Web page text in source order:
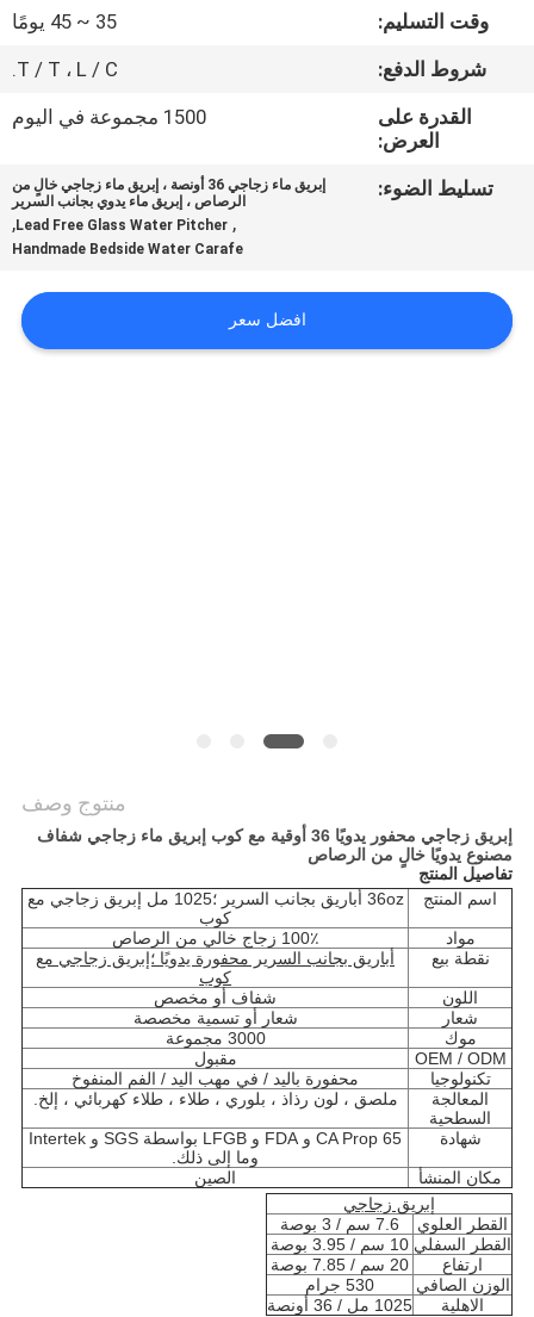
مراقبة
الجودة
او
مذكرة
وقت التسليم:
35 ~ 45 يومًا
شروط الدفع:
T / T ، L / C.
القدرة على
العرض:
1500 مجموعة في اليوم
تسليط الضوء:
إبريق ماء زجاجي 36 أونصة ، إبريق ماء زجاجي خالٍ من
الرصاص ، إبريق ماء يدوي بجانب السرير
,
Lead Free Glass Water Pitcher
,
Handmade Bedside Water Carafe
افضل سعر
منتوج وصف
إبريق زجاجي محفور يدويًا 36 أوقية مع كوب إبريق ماء زجاجي شفاف
مصنوع يدويًا خالٍ من الرصاص
تفاصيل المنتج
اسم المنتج
36oz أباريق بجانب السرير ؛1025 مل إبريق زجاجي مع
كوب
مواد
100٪ زجاج خالي من الرصاص
نقطة بيع
أباريق بجانب السرير محفورة يدويًا ؛إبريق زجاجي مع
كوب
اللون
شفاف أو مخصص
شعار
شعار أو تسمية مخصصة
موك
3000 مجموعة
OEM / ODM
مقبول
تكنولوجيا
محفورة باليد / في مهب اليد / الفم المنفوخ
المعالجة
السطحية
ملصق ، لون رذاذ ، بلوري ، طلاء ، طلاء كهربائي ، إلخ.
شهادة
CA Prop 65 و FDA و LFGB بواسطة SGS و Intertek
وما إلى ذلك.
مكان المنشأ
الصين
إبريق زجاجي
القطر العلوي
7.6 سم / 3 بوصة
القطر السفلي 10 سم / 3.95 بوصة
ارتفاع
20 سم / 7.85 بوصة
الوزن الصافي
530 جرام
الاهلية
1025 مل / 36 أونصة